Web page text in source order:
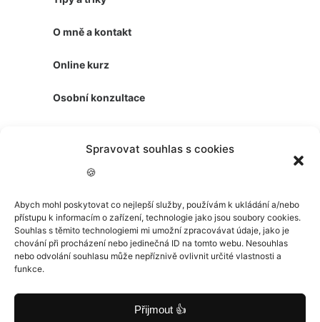
Spravovat souhlas s cookies
🍪
Abych mohl poskytovat co nejlepší služby, používám k ukládání a/nebo
přístupu k informacím o zařízení, technologie jako jsou soubory cookies.
Souhlas s těmito technologiemi mi umožní zpracovávat údaje, jako je
chování při procházení nebo jedinečná ID na tomto webu. Nesouhlas
nebo odvolání souhlasu může nepříznivě ovlivnit určité vlastnosti a
funkce.
Přijmout 👍
O mně a kontakt
Online kurz
Osobní konzultace
První Mac
Jak na iPhone
Boomer AI
YouTube